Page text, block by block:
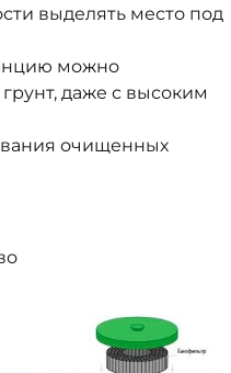
выделять место под
можно
даже с высоким
очищенных